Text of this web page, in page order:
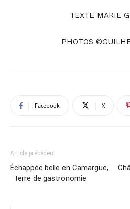
TEXTE MARIE
PHOTOS
Facebook X
Article précédent
Échappée belle en Camargue,
terre de gastronomie